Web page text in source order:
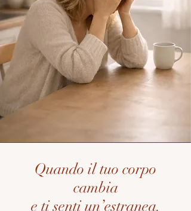
Quando il tuo corpo
cambia
e ti senti un’estranea.